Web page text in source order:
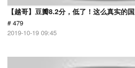
【越哥】豆瓣8.2分，低了！这么真实的
# 479
2019-10-19 09:45